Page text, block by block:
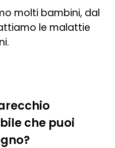
molti bambini, dal
le malattie
che puoi